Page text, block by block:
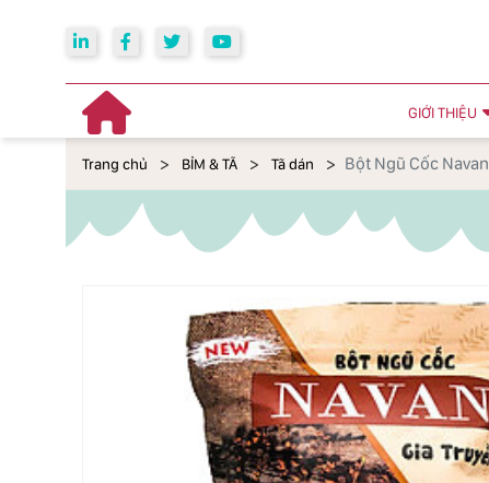
GIỚI THIỆU
Trang chủ BỈM & TÃ Tã dán Bột Ngũ Cốc Navan